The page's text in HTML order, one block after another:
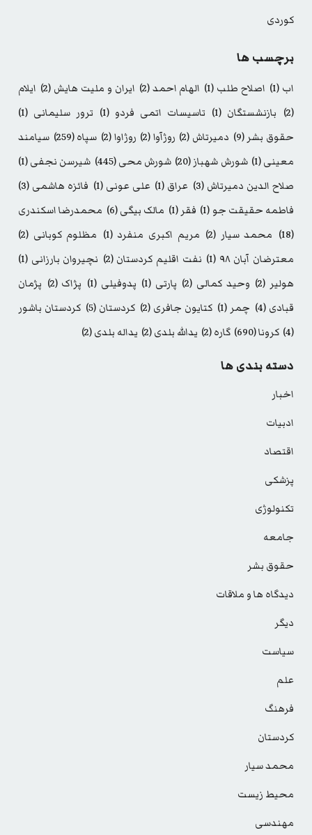
کوردی
برچسب ها
اب (1) اصلاح طلب (1) الهام احمد(2) ایران و ملیت هایش (2)
ایلام
(2)
بازنشستگان (1) تاسیسات اتمی فردو (1) ترور سلیمانی (1)
حقوق بشر (9) دمیرتاش (2) روژآوا(2) روژاوا(2) سپاه(259)
سیامند
معینی(1) شورش شهباز(20) شورش محی(445) شیرسن نجفی(1)
صلاح الدین دمیرتاش (3) عراق (1) علی عونی (1) فائزه هاشمی (3)
فاطمه حقیقت جو (1) فقر (1) مالک بیگی(6)
محمدرضا اسکندری
(18)
محمد سیار (2) مریم اکبری منفرد (1) مظلوم کوبانی (2)
معترضان آبان ۹۸
(1) نفت اقلیم کردستان (2) نچیروان بارزانی (1)
هولیر (2) وحید کمالی (2) پارتی (1) پدوفیلی (1) پژاک (2)
پژمان
قبادی (4) چمر (1) کتایون جافری (2) کردستان (5)
کردستان باشور
(4)
کرونا(690) گاره(2) یدالله بلدی(2) یداله بلدی(2)
دسته بندی ها
اخبار
ادبیات
اقتصاد
پزشکی
تکنولوژی
جامعه
حقوق بشر
دیدگاه ها و ملاقات
دیگر
سیاست
علم
فرهنگ
کردستان
محمد سیار
محیط زیست
مهندسی